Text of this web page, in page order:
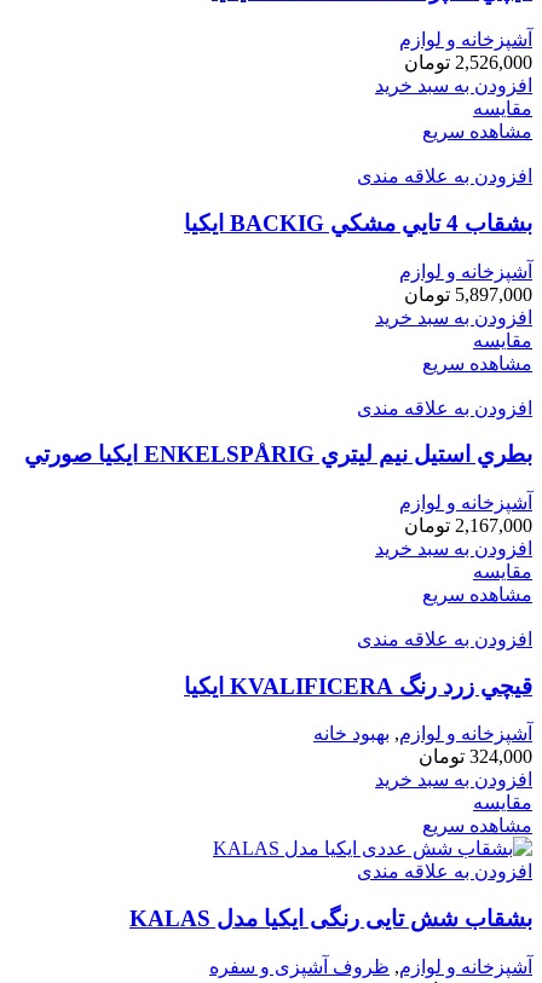
آشپزخانه و لوازم
2,526,000 تومان
افزودن به سبد خرید
مقایسه
مشاهده سریع
افزودن به علاقه مندی
بشقاب 4 تايي مشكي BACKIG ايكيا
آشپزخانه و لوازم
5,897,000 تومان
افزودن به سبد خرید
مقایسه
مشاهده سریع
افزودن به علاقه مندی
بطري استيل نيم ليتري ENKELSPÅRIG ايكيا صورتي
آشپزخانه و لوازم
2,167,000 تومان
افزودن به سبد خرید
مقایسه
مشاهده سریع
افزودن به علاقه مندی
قيچي زرد رنگ KVALIFICERA ايكيا
آشپزخانه و لوازم, بهبود خانه
324,000 تومان
افزودن به سبد خرید
مقایسه
مشاهده سریع
افزودن به علاقه مندی
بشقاب شش تایی رنگی ایکیا مدل KALAS
آشپزخانه و لوازم, ظروف آشپزی و سفره